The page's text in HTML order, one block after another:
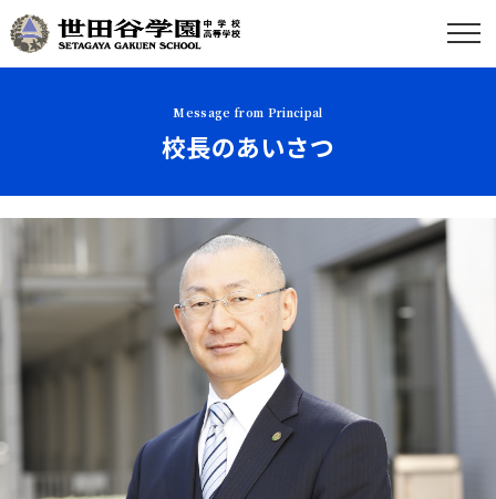
Message from Principal
校長のあいさつ